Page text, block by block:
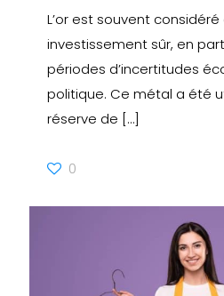
L’or est souvent
investissement sûr, en
périodes d’incertitudes
politique. Ce métal a été
réserve de […]
0